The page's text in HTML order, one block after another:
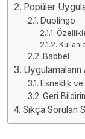
Popüler
Duolingo
Babbel
Uygulamaların
Esneklik ve
Geri
Sıkça Sorulan